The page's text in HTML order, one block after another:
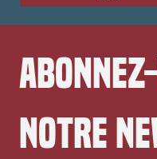
notre